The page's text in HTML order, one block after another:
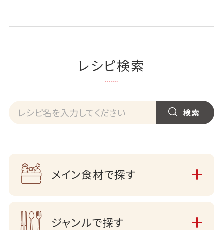
レシピ検索
メイン食材で探す
ジャンルで探す